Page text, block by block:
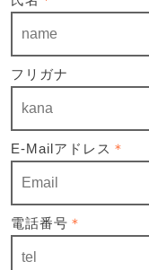
フリガナ
E-Mailアドレス ＊
電話番号 ＊